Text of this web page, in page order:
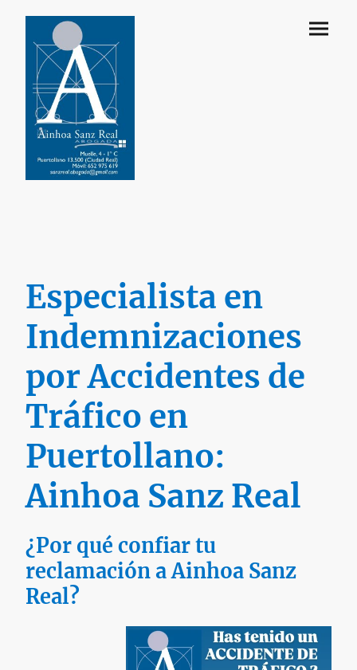
Especialista en
Indemnizaciones
por Accidentes de
Tráfico en
Puertollano:
Ainhoa Sanz Real
¿Por qué confiar tu
reclamación a Ainhoa Sanz
Real?